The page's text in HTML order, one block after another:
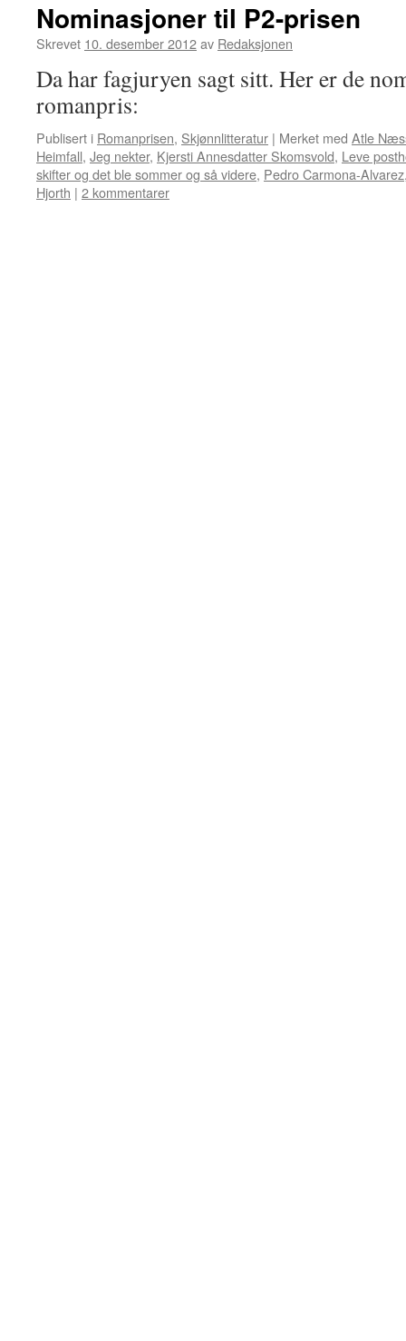
Nominasjoner til P2-prisen
Skrevet 10. desember 2012av Redaksjonen
Da har fagjuryen sagt sitt. Her er de
romanpris:
Publisert i Romanprisen, Skjønnlitteratur | Merket med Atle
Heimfall, Jeg nekter, Kjersti Annesdatter Skomsvold, Leve
skifter og det ble sommer og så videre, Pedro Carmona-Alvarez
Hjorth | 2 kommentarer